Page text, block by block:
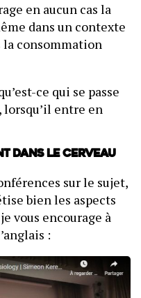
en aucun cas la
dans un contexte
la consommation
ce qui se passe
lorsqu’il entre en
dans le cerveau
sur le sujet,
bien les aspects
vous encourage à
: